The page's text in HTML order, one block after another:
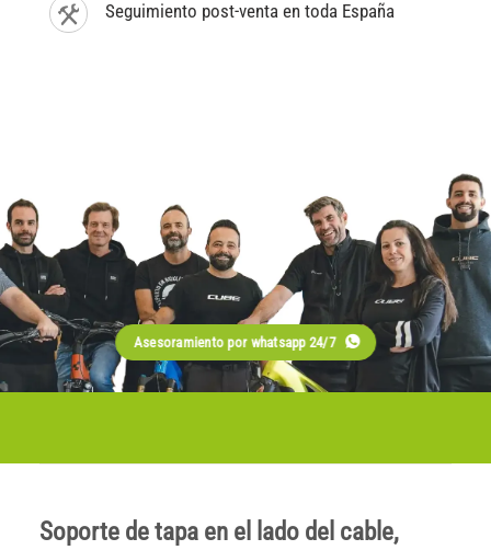
Seguimiento post-venta en toda España
Asesoramiento por whatsapp 24/7
Soporte de tapa en el lado del cable,